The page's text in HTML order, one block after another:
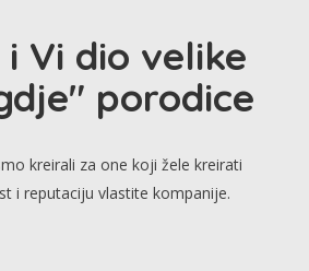
Vi dio velike
porodice
kreirali za one koji žele kreirati
i reputaciju vlastite kompanije.